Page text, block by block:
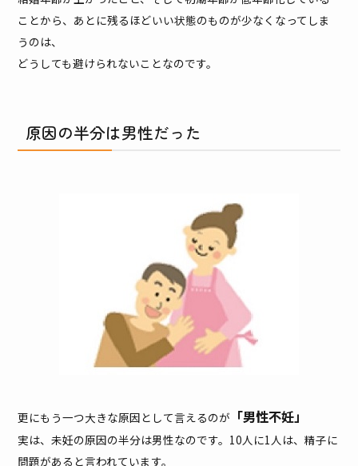
ことから、あとに残るほどいい状態のものが少なくなってしま
うのは、
どうしても避けられないことなのです。
原因の半分は男性だった
更にもう一つ大きな原因として言えるのが 「男性不妊」
実は、未妊の原因の半分は男性なのです。10人に1人は、精子に
問題があると言われています。